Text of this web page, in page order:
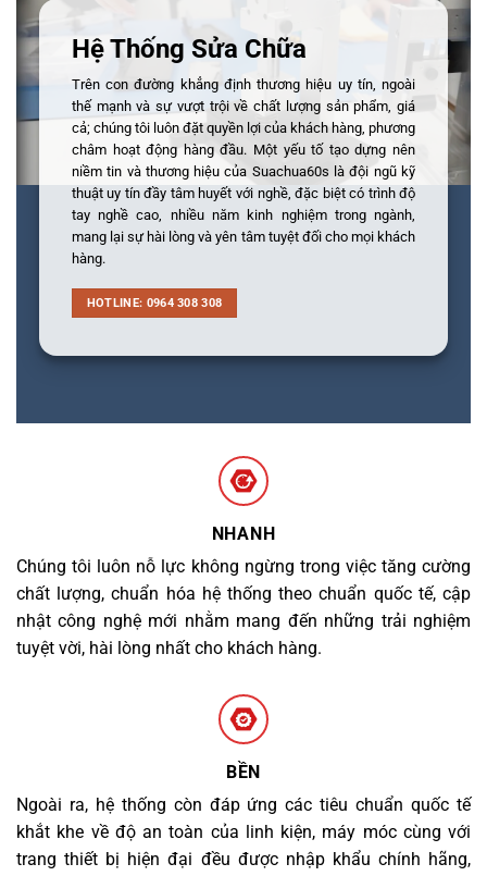
Hệ Thống Sửa Chữa
Trên con đường khẳng định thương hiệu uy tín, ngoài
thế mạnh và sự vượt trội về chất lượng sản phẩm, giá
cả; chúng tôi luôn đặt quyền lợi của khách hàng, phương
châm hoạt động hàng đầu. Một yếu tố tạo dựng nên
niềm tin và thương hiệu của Suachua60s là đội ngũ kỹ
thuật uy tín đầy tâm huyết với nghề, đặc biệt có trình độ
tay nghề cao, nhiều năm kinh nghiệm trong ngành,
mang lại sự hài lòng và yên tâm tuyệt đối cho mọi khách
hàng.
HOTLINE: 0964 308 308
NHANH
Chúng tôi luôn nỗ lực không ngừng trong việc tăng cường
chất lượng, chuẩn hóa hệ thống theo chuẩn quốc tế, cập
nhật công nghệ mới nhằm mang đến những trải nghiệm
tuyệt vời, hài lòng nhất cho khách hàng.
BỀN
Ngoài ra, hệ thống còn đáp ứng các tiêu chuẩn quốc tế
khắt khe về độ an toàn của linh kiện, máy móc cùng với
trang thiết bị hiện đại đều được nhập khẩu chính hãng,